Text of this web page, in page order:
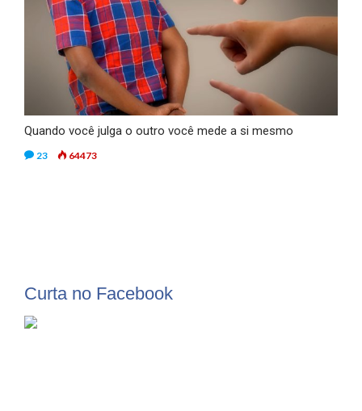
Quando você julga o outro você mede a si mesmo
23 64473
Curta no Facebook